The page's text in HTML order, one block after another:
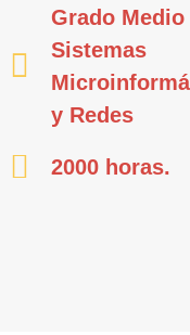
Grado Medio
Sistemas
y Redes
2000 horas.